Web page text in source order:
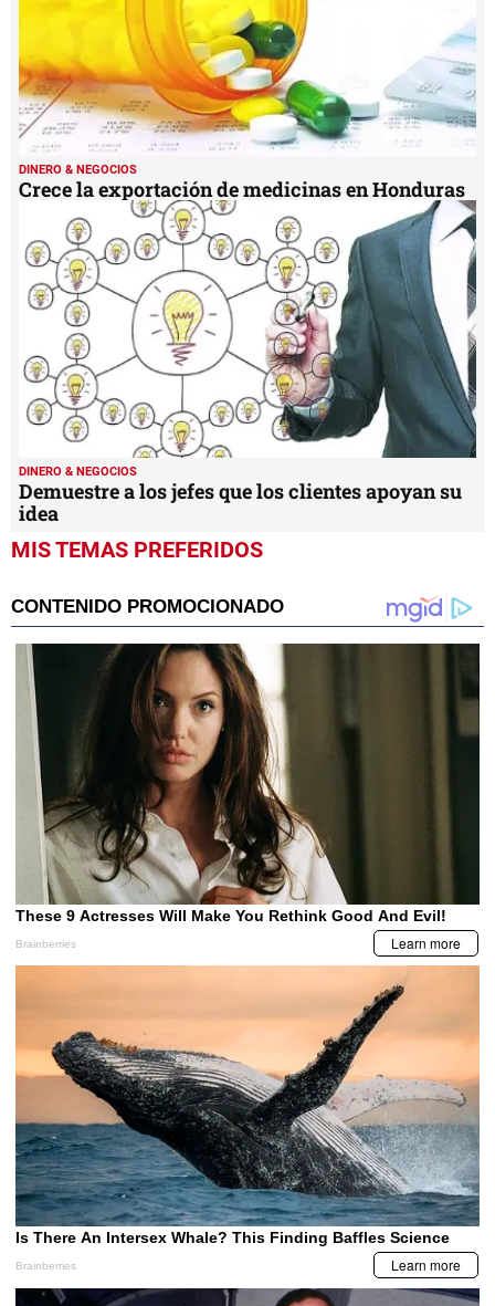
DINERO & NEGOCIOS
Crece la exportación de medicinas en Honduras
DINERO & NEGOCIOS
Demuestre a los jefes que los clientes apoyan su
idea
MIS TEMAS PREFERIDOS